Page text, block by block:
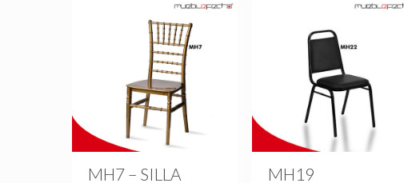
MH7 – SILLA
MH19